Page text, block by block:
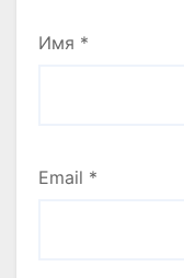
Имя *
Email *